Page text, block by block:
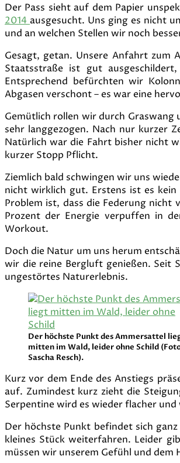
Der Pass sieht auf dem Papier
2014 ausgesucht. Uns ging es nicht
und an welchen Stellen wir noch
Gesagt, getan. Unsere Anfahrt zum
Staatsstraße ist gut
Entsprechend befürchten wir
Abgasen verschont – es war eine
Gemütlich rollen wir durch
sehr langgezogen. Nach nur kurzer
Natürlich war die Fahrt bisher nicht
kurzer Stopp Pflicht.
Ziemlich bald schwingen wir uns
nicht wirklich gut. Erstens ist es
Problem ist, dass die Federung
Prozent der Energie verpuffen in
Workout.
Doch die Natur um uns herum
wir die reine Bergluft genießen. Seit
ungestörtes Naturerlebnis.
Der höchste Punkt des Ammersattel
mitten im Wald, leider ohne Schild
Sascha Resch).
Kurz vor dem Ende des Anstiegs
auf. Zumindest kurz zieht die
Serpentine wird es wieder flacher
Der höchste Punkt befindet sich
kleines Stück weiterfahren. Leider
müssen wir unserem Gefühl und dem